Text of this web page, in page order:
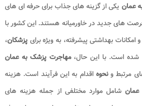
عمان یکی از گزینه های جذاب برای حرفه ای های
های جدید در خاورمیانه هستند. این کشور با
بهداشتی پیشرفته، به ویژه برای پزشکان،
است. با این حال،مهاجرت پزشک به عمان
مرتبط ونحوهاقدام به این فرآیند است. هزینه
عمان شامل موارد مختلفی از جمله هزینه های